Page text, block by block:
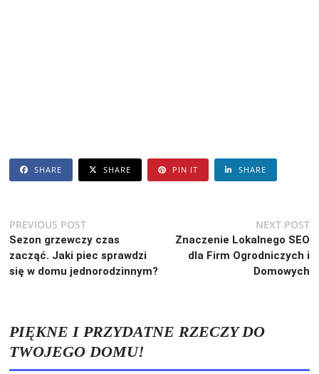
SHARE SHARE PIN IT SHARE
Nawigacja
wpisu
PREVIOUS POSTPrevious
post:
Sezon grzewczy czas
zacząć. Jaki piec sprawdzi
się w domu jednorodzinnym?
NEXT POST
Znaczenie Lokalnego SEO
dla Firm Ogrodniczych i
Domowych
PIĘKNE I PRZYDATNE RZECZY DO
TWOJEGO DOMU!